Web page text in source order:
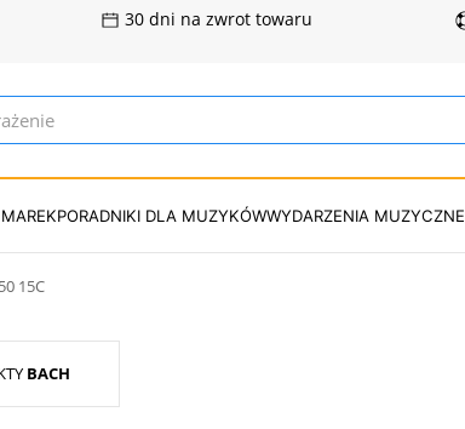
30 dni na zwrot towaru
PORADNIKI DLA MUZYKÓWWYDARZENIA MUZYCZNE
15C
BACH